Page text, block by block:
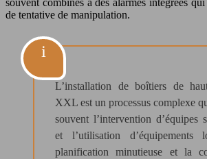
de tentative de manipulation.
L’installation de boîtiers de
XXL est un processus complexe
souvent l’intervention d’équipes
et l’utilisation d’équipements
planification minutieuse et la